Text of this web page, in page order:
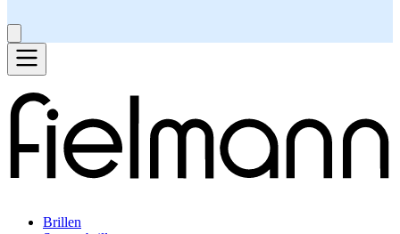
Brillen